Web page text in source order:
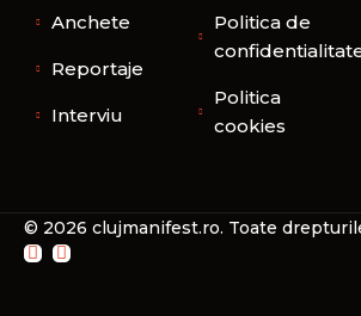
Anchete
Reportaje
Interviu
Politica de
Politica
cookies
© 2026 clujmanifest.ro. Toate